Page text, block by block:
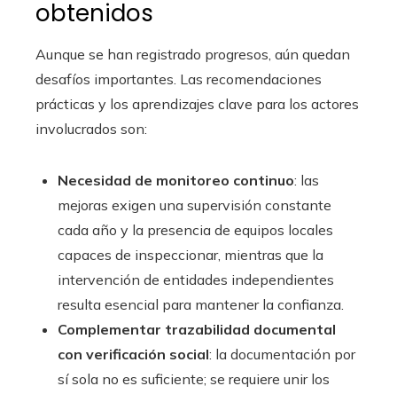
obtenidos
Aunque se han registrado progresos, aún quedan
desafíos importantes. Las recomendaciones
prácticas y los aprendizajes clave para los actores
involucrados son:
Necesidad de monitoreo continuo: las
mejoras exigen una supervisión constante
cada año y la presencia de equipos locales
capaces de inspeccionar, mientras que la
intervención de entidades independientes
resulta esencial para mantener la confianza.
Complementar trazabilidad documental
con verificación social: la documentación por
sí sola no es suficiente; se requiere unir los